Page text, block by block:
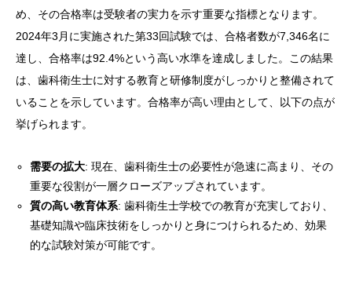
め、その合格率は受験者の実力を示す重要な指標となります。
2024年3月に実施された第33回試験では、合格者数が7,346名に
達し、合格率は92.4%という高い水準を達成しました。この結果
は、歯科衛生士に対する教育と研修制度がしっかりと整備されて
いることを示しています。合格率が高い理由として、以下の点が
挙げられます。
需要の拡大: 現在、歯科衛生士の必要性が急速に高まり、その
重要な役割が一層クローズアップされています。
質の高い教育体系: 歯科衛生士学校での教育が充実しており、
基礎知識や臨床技術をしっかりと身につけられるため、効果
的な試験対策が可能です。